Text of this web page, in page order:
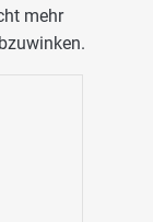
mehr